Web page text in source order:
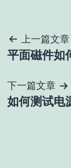
文
章
导
航
上一篇文章
平面磁件如
下一篇文章
如何测试电